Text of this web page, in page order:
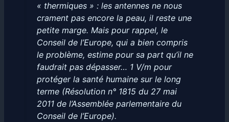
« thermiques » : les antennes ne nous
crament pas encore la peau, il reste une
petite marge. Mais pour rappel, le
Conseil de l’Europe, qui a bien compris
le problème, estime pour sa part qu’il ne
faudrait pas dépasser… 1 V/m pour
protéger la santé humaine sur le long
terme (Résolution n° 1815 du 27 mai
2011 de l’Assemblée parlementaire du
Conseil de l’Europe).